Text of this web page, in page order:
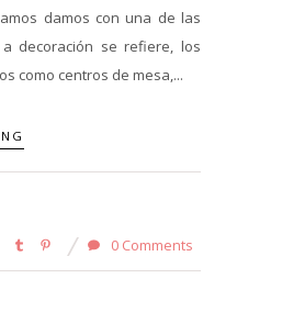
damos con una de las
decoración se refiere, los
como centros de mesa,...
0 Comments